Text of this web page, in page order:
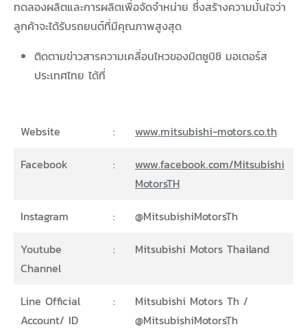
ทดลองผลิตและการผลิตเพื่อจัดจำหน่าย ซึ่งสร้างความมั่นใจว่า
ลูกค้าจะได้รับรถยนต์ที่มีคุณภาพสูงสุด
ติดตามข่าวสารความเคลื่อนไหวของมิตซูบิชิ มอเตอร์ส
ประเทศไทย ได้ที่
Website :
www.mitsubishi-motors.co.th
Facebook
:
www.facebook.com/Mitsubishi
MotorsTH
Instagram
:
@MitsubishiMotorsTh
Youtube
Channel
: Mitsubishi Motors Thailand
Line Official
Account/ ID
:
Mitsubishi Motors Th /
@MitsubishiMotorsTh